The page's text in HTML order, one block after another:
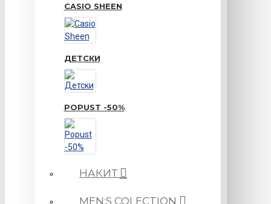
CASIO SHEEN
ДЕТСКИ
POPUST -50%
НАКИТ
MEN:S COLECTION